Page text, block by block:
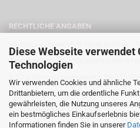
Diese Webseite verwendet
Technologien
Wir verwenden Cookies und ähnliche
Drittanbietern, um die ordentliche
gewährleisten, die Nutzung unseres
ein bestmögliches Einkaufserlebnis
Informationen finden Sie in unserer
RECHTLICHE ANGABEN
Umsatzsteuer-Identifikationsnummer
§ 27 a Umsatzsteuergesetz: DE 258 598
Registergericht: Amtsgericht Neuss
Registernummer: HRA 6723